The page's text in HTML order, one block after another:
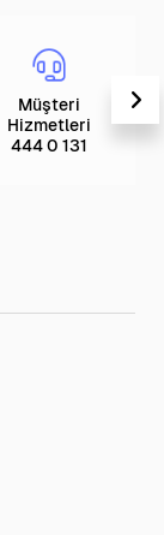
Müşteri
Hizmetleri
444 0 131